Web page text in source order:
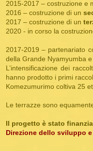
2015-2017 – costruzione e
2016 – costruzione di un
2017 – costruzione di un
2020 - in corso la
2017-2019 – partenariato
della Grande Nyamyumba e
L’intensificazione dei
hanno prodotto i primi
Komezumurimo coltiva 25
Le terrazze sono
Il progetto è stato
Direzione dello sviluppo